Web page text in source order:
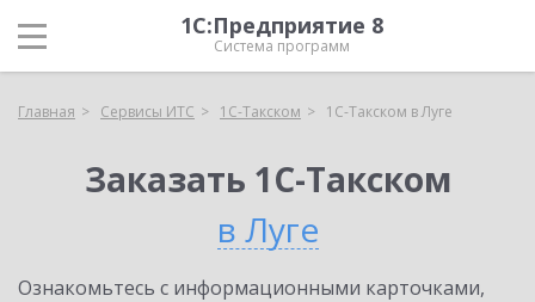
1С:Предприятие 8
Система программ
Главная Сервисы ИТС 1С-Такском 1С-Такском в Луге
Заказать 1С-Такском
в Луге
Ознакомьтесь с информационными карточками,